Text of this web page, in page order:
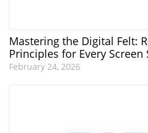
Mastering the Digital Felt:
Principles for Every Screen
February 24, 2026